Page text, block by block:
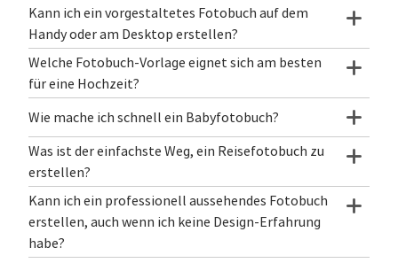
Kann ich ein vorgestaltetes Fotobuch auf dem
Handy oder am Desktop erstellen?
Welche Fotobuch-Vorlage eignet sich am besten
für eine Hochzeit?
Wie mache ich schnell ein Babyfotobuch?
Was ist der einfachste Weg, ein Reisefotobuch zu
erstellen?
Kann ich ein professionell aussehendes Fotobuch
erstellen, auch wenn ich keine Design-Erfahrung
habe?